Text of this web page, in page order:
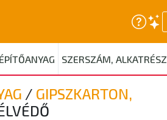
SZERSZÁM, ALKATRÉSZ
/ GIPSZKARTON,